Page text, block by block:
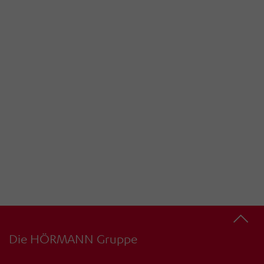
Die HÖRMANN Gruppe